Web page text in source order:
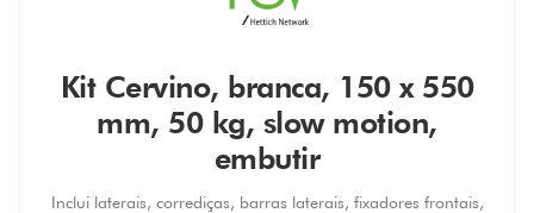
Kit Cervino, branca, 150 x 550
mm, 50 kg, slow motion,
embutir
Inclui laterais, corrediças, barras laterais, fixadores frontais,